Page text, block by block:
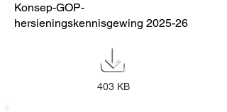
Konsep-GOP-
hersieningskennisgewing 2025-26
403 KB